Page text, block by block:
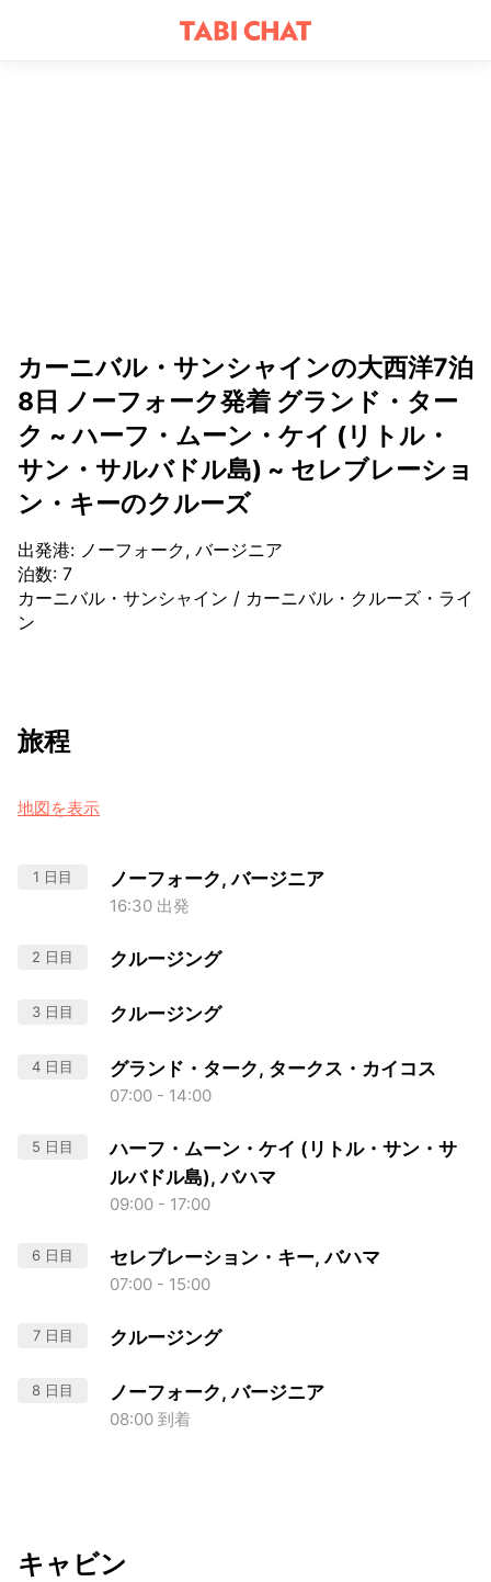
カーニバル・サンシャインの大西洋7泊
8日 ノーフォーク発着 グランド・ター
ク ~ ハーフ・ムーン・ケイ (リトル・
サン・サルバドル島) ~ セレブレーショ
ン・キーのクルーズ
出発港: ノーフォーク, バージニア
泊数: 7
カーニバル・サンシャイン / カーニバル・クルーズ・ライ
ン
旅程
地図を表示
1 日目 ノーフォーク, バージニア
16:30 出発
2 日目 クルージング
3 日目 クルージング
4 日目 グランド・ターク, タークス・カイコス
07:00 - 14:00
5 日目
ハーフ・ムーン・ケイ (リトル・サン・サ
ルバドル島), バハマ
09:00 - 17:00
6 日目 セレブレーション・キー, バハマ
07:00 - 15:00
7 日目 クルージング
8 日目 ノーフォーク, バージニア
08:00 到着
キャビン